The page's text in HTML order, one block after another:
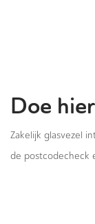
Doe
Zakelijk glasvezel
de postcodecheck